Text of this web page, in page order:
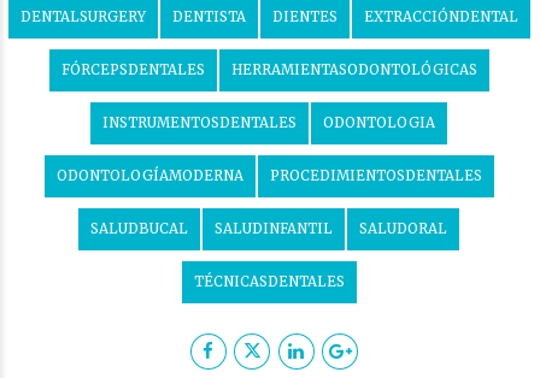
DENTALSURGERY DENTISTA DIENTES EXTRACCIÓNDENTAL
FÓRCEPSDENTALES HERRAMIENTASODONTOLÓGICAS
INSTRUMENTOSDENTALES ODONTOLOGIA
ODONTOLOGÍAMODERNA PROCEDIMIENTOSDENTALES
SALUDBUCAL SALUDINFANTIL SALUDORAL
TÉCNICASDENTALES